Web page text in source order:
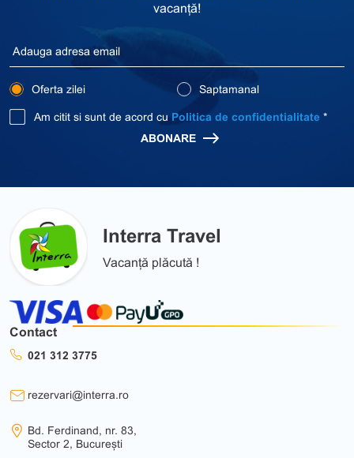
vacanță!
Oferta zilei Saptamanal
Am citit si sunt de acord cu Politica de confidentialitate *
ABONARE
Interra Travel
Vacanță plăcută !
Contact
021 312 3775
rezervari@interra.ro
Bd. Ferdinand, nr. 83,
Sector 2, București